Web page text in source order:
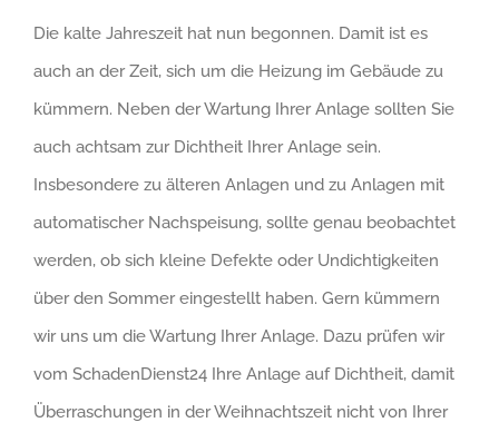
Die kalte Jahreszeit hat nun begonnen. Damit ist es
auch an der Zeit, sich um die Heizung im Gebäude zu
kümmern. Neben der Wartung Ihrer Anlage sollten Sie
auch achtsam zur Dichtheit Ihrer Anlage sein.
Insbesondere zu älteren Anlagen und zu Anlagen mit
automatischer Nachspeisung, sollte genau beobachtet
werden, ob sich kleine Defekte oder Undichtigkeiten
über den Sommer eingestellt haben. Gern kümmern
wir uns um die Wartung Ihrer Anlage. Dazu prüfen wir
vom SchadenDienst24 Ihre Anlage auf Dichtheit, damit
Überraschungen in der Weihnachtszeit nicht von Ihrer